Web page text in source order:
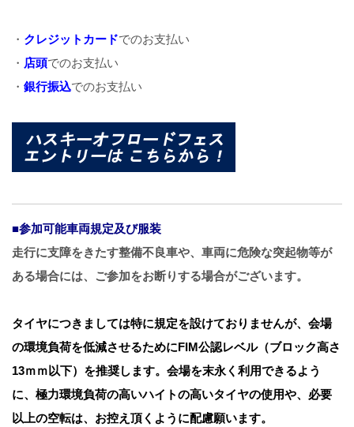
・ クレジットカードでのお支払い
・ 店頭でのお支払い
・ 銀行振込でのお支払い
■参加可能車両規定及び服装
走行に支障をきたす整備不良車や、車両に危険な突起物等が
ある場合には、ご参加をお断りする場合がございます。
タイヤにつきましては特に規定を設けておりませんが、会場
の環境負荷を低減させるためにFIM公認レベル（ブロック高さ
13ｍｍ以下）を推奨します。会場を末永く利用できるよう
に、極力環境負荷の高いハイトの高いタイヤの使用や、必要
以上の空転は、お控え頂くように配慮願います。